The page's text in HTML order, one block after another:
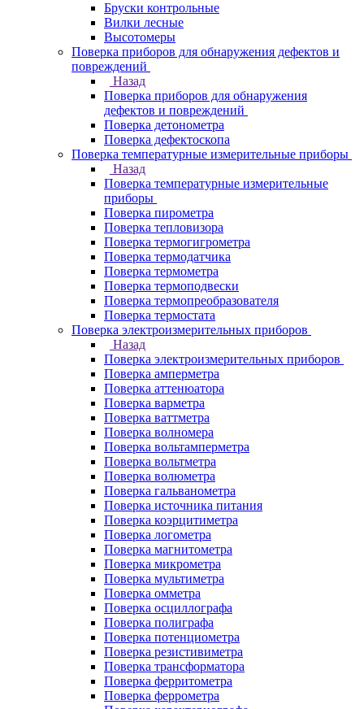
Бруски контрольные
Вилки лесные
Высотомеры
Поверка приборов для обнаружения дефектов и
повреждений
Назад
Поверка приборов для обнаружения
дефектов и повреждений
Поверка детонометра
Поверка дефектоскопа
Поверка температурные измерительные приборы
Назад
Поверка температурные измерительные
приборы
Поверка пирометра
Поверка тепловизора
Поверка термогигрометра
Поверка термодатчика
Поверка термометра
Поверка термоподвески
Поверка термопреобразователя
Поверка термостата
Поверка электроизмерительных приборов
Назад
Поверка электроизмерительных приборов
Поверка амперметра
Поверка аттенюатора
Поверка варметра
Поверка ваттметра
Поверка волномера
Поверка вольтамперметра
Поверка вольтметра
Поверка волюметра
Поверка гальванометра
Поверка источника питания
Поверка коэрцитиметра
Поверка логометра
Поверка магнитометра
Поверка микрометра
Поверка мультиметра
Поверка омметра
Поверка осциллографа
Поверка полиграфа
Поверка потенциометра
Поверка резистивиметра
Поверка трансформатора
Поверка ферритометра
Поверка феррометра